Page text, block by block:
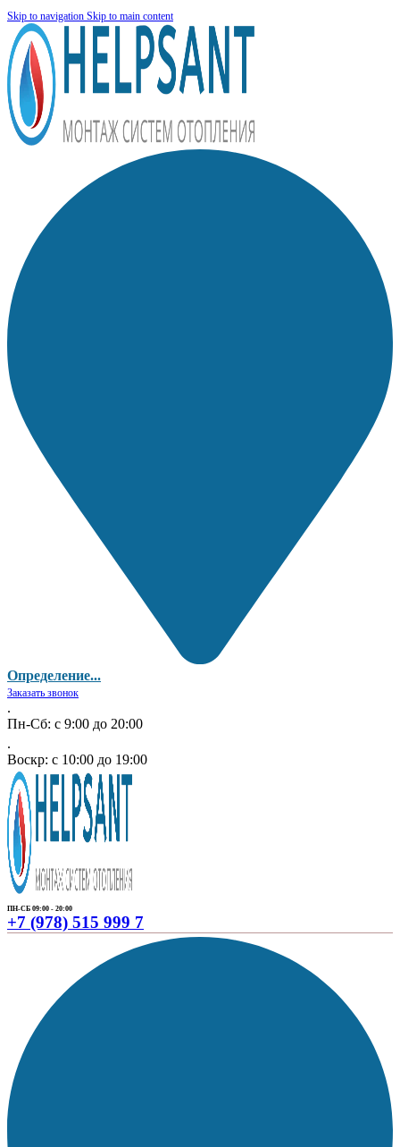
Skip to navigation Skip to main content
Определение...
Заказать звонок
.
Пн-Сб: с 9:00 до 20:00
.
Воскр: с 10:00 до 19:00
ПН-СБ 09:00 - 20:00
+7 (978) 515 999 7